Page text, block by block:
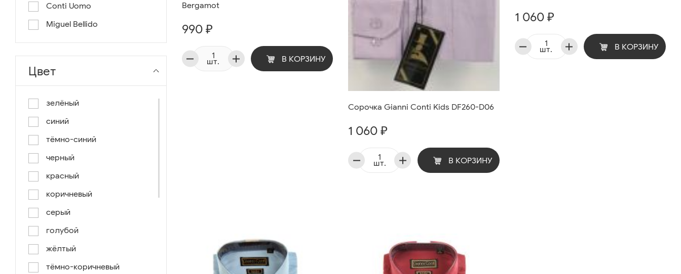
Conti Uomo
Miguel Bellido
Цвет
зелёный
синий
тёмно-синий
черный
красный
коричневый
серый
голубой
жёлтый
тёмно-коричневый
Bergamot
990 ₽
шт. В КОРЗИНУ
Сорочка Gianni Conti Kids DF260-D06
1 060 ₽
шт. В КОРЗИНУ
1 060 ₽
шт. В КОРЗИНУ